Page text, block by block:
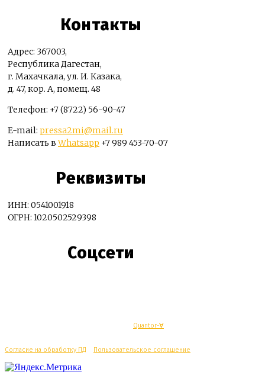
Контакты
Адрес: 367003,
Республика Дагестан,
г. Махачкала, ул. И. Казака,
д. 47, кор. А, помещ. 48
Телефон: +7 (8722) 56-90-47
E-mail: pressa2mi@mail.ru
Написать вWhatsapp +7 989 453-70-07
Реквизиты
ИНН: 0541001918
ОГРН: 1020502529398
Соцсети
Quantor-∀
Согласие на обработку ПД Пользовательское соглашение